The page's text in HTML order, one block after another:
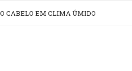
CABELO EM CLIMA ÚMIDO